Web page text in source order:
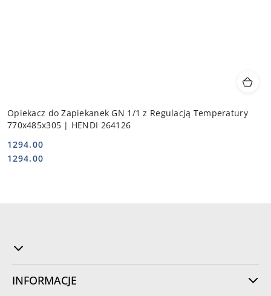
Opiekacz do Zapiekanek GN 1/1 z Regulacją Temperatury
770x485x305 | HENDI 264126
Cena:
1294.00
Cena:
1294.00
INFORMACJE